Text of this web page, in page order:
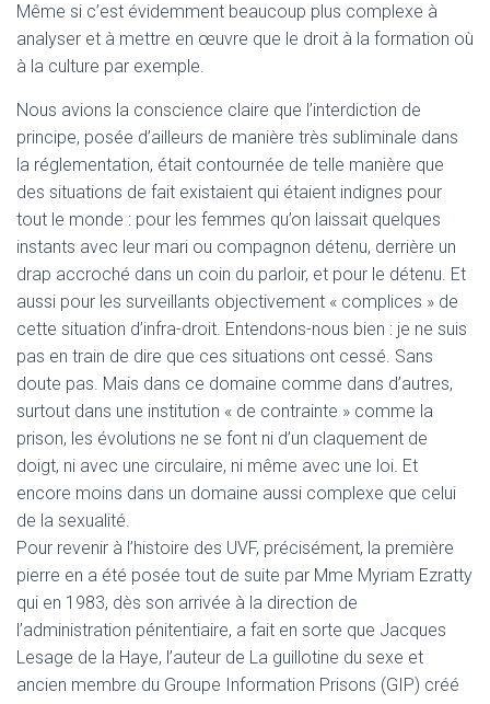
Même si c’est évidemment beaucoup plus complexe à
analyser et à mettre en œuvre que le droit à la formation où
à la culture par exemple.
Nous avions la conscience claire que l’interdiction de
principe, posée d’ailleurs de manière très subliminale dans
la réglementation, était contournée de telle manière que
des situations de fait existaient qui étaient indignes pour
tout le monde : pour les femmes qu’on laissait quelques
instants avec leur mari ou compagnon détenu, derrière un
drap accroché dans un coin du parloir, et pour le détenu. Et
aussi pour les surveillants objectivement « complices » de
cette situation d’infra-droit. Entendons-nous bien : je ne suis
pas en train de dire que ces situations ont cessé. Sans
doute pas. Mais dans ce domaine comme dans d’autres,
surtout dans une institution « de contrainte » comme la
prison, les évolutions ne se font ni d’un claquement de
doigt, ni avec une circulaire, ni même avec une loi. Et
encore moins dans un domaine aussi complexe que celui
de la sexualité.
Pour revenir à l’histoire des UVF, précisément, la première
pierre en a été posée tout de suite par Mme Myriam Ezratty
qui en 1983, dès son arrivée à la direction de
l’administration pénitentiaire, a fait en sorte que Jacques
Lesage de la Haye, l’auteur de La guillotine du sexe et
ancien membre du Groupe Information Prisons (GIP) créé